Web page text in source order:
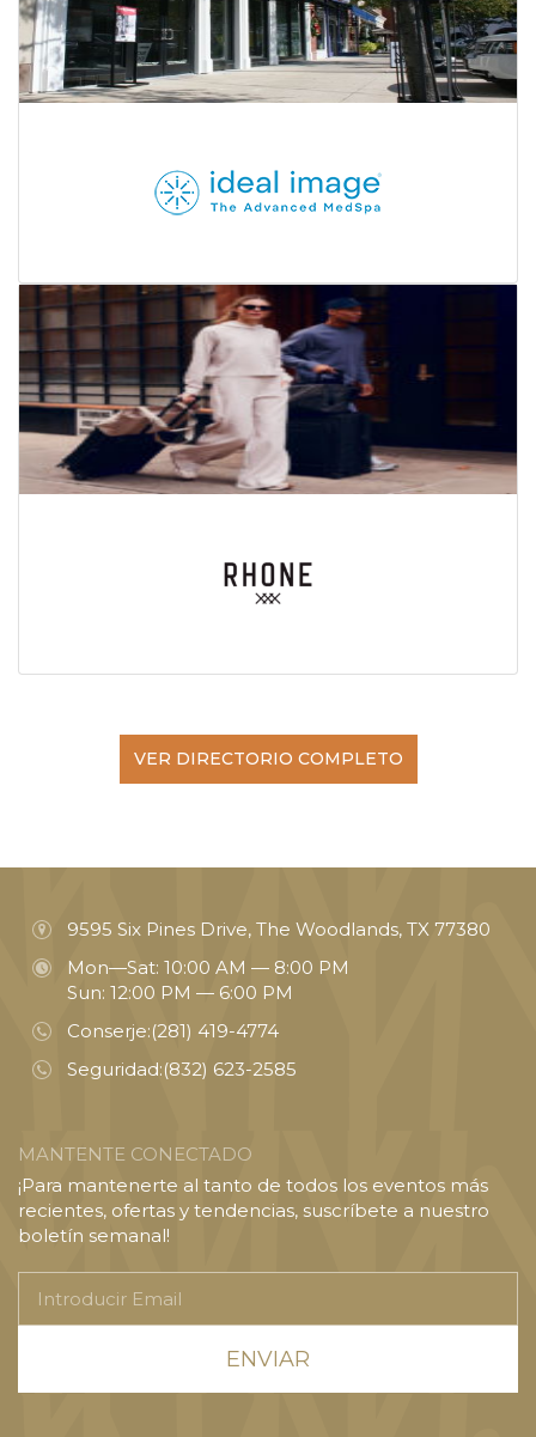
VER DIRECTORIO COMPLETO
9595 Six Pines Drive, The Woodlands, TX 77380
Mon—Sat: 10:00 AM — 8:00 PM
Sun: 12:00 PM — 6:00 PM
Conserje:(281) 419-4774
Seguridad:(832) 623-2585
MANTENTE CONECTADO
¡Para mantenerte al tanto de todos los eventos más
recientes, ofertas y tendencias, suscríbete a nuestro
boletín semanal!
Email